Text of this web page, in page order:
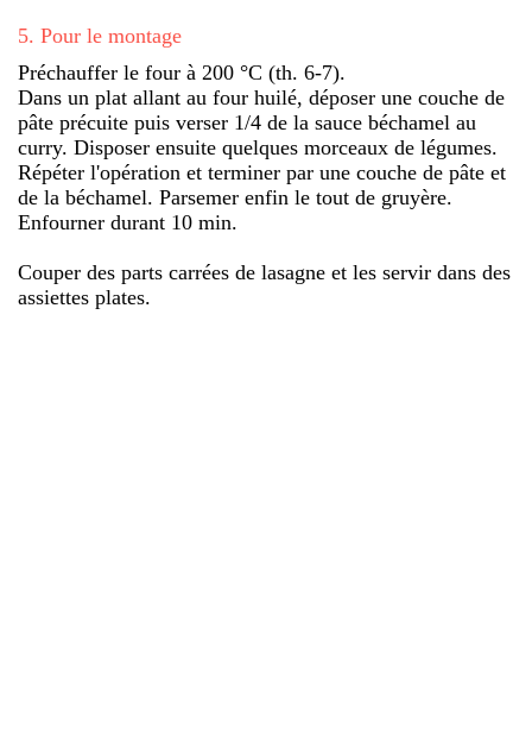
5. Pour le montage
Préchauffer le four à 200 °C (th. 6-7).
Dans un plat allant au four huilé, déposer une couche de
pâte précuite puis verser 1/4 de la sauce béchamel au
curry. Disposer ensuite quelques morceaux de légumes.
Répéter l'opération et terminer par une couche de pâte et
de la béchamel. Parsemer enfin le tout de gruyère.
Enfourner durant 10 min.
Couper des parts carrées de lasagne et les servir dans des
assiettes plates.